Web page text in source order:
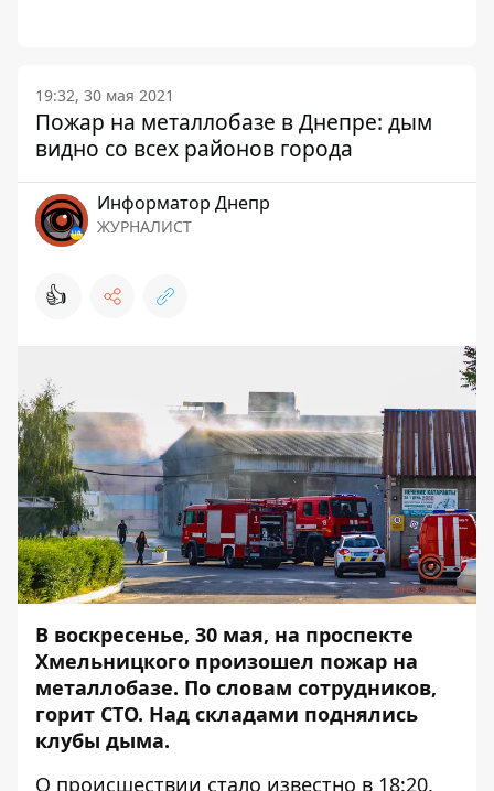
19:32, 30 мая 2021
Пожар на металлобазе в Днепре: дым
видно со всех районов города
Информатор Днепр
ЖУРНАЛИСТ
👍
В воскресенье, 30 мая, на проспекте
Хмельницкого произошел пожар на
металлобазе. По словам сотрудников,
горит СТО. Над складами поднялись
клубы дыма.
О происшествии стало известно в 18:20.